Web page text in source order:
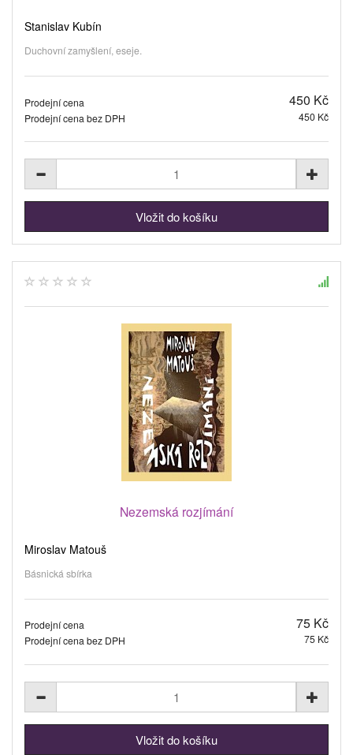
Stanislav Kubín
Duchovní zamyšlení, eseje.
Prodejní cena 450 Kč
Prodejní cena bez DPH 450 Kč
Nezemská rozjímání
Miroslav Matouš
Básnická sbírka
Prodejní cena 75 Kč
Prodejní cena bez DPH 75 Kč